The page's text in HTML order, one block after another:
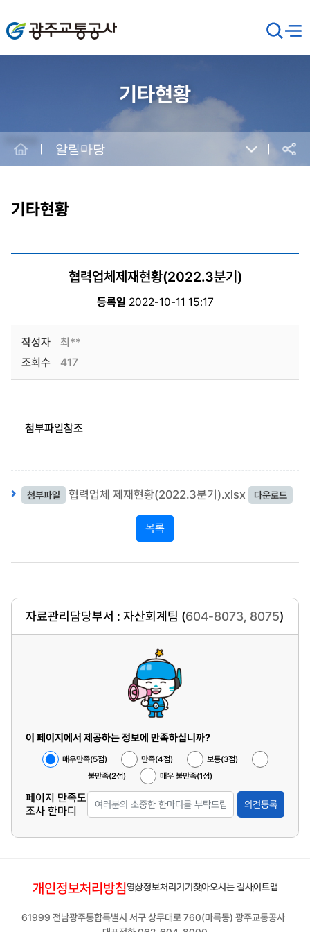
광주교통공사
검
색
창
메뉴
기타현황
공유
알림마당
기타현황
협력업체제재현황(2022.3분기)
등록일 2022-10-11 15:17
작성자
최**
조회수
417
첨부파일참조
첨부파일 협력업체 제재현황(2022.3분기).xlsx 다운로드
목록
자료관리담당부서 : 자산회계팀 (604-8073, 8075)
이 페이지에서 제공하는 정보에 만족하십니까?
매우만족(5점) 만족(4점)
보통(3점)
불만족(2점)
매우 불만족(1점)
페이지 만족도
조사 한마디
의견등록
개인정보처리방침영상정보처리기기 찾아오시는 길사이트맵
61999 전남광주통합특별시 서구 상무대로 760(마륵동) 광주교통공사